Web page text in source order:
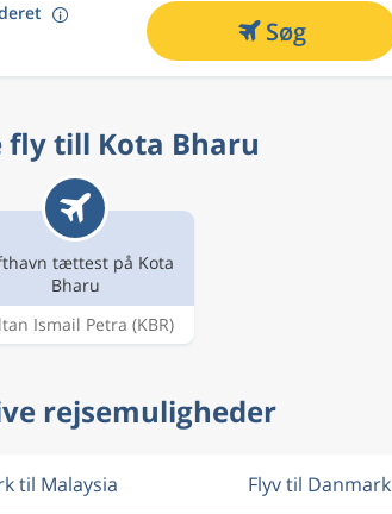
Søg
fly till Kota Bharu
tættest på Kota
Bharu
Ismail Petra (KBR)
rejsemuligheder
til Malaysia Flyv til Danmark